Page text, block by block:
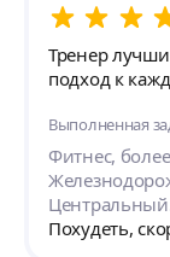
Тренер
подход к
Выполненная
Фитнес,
Похудеть,